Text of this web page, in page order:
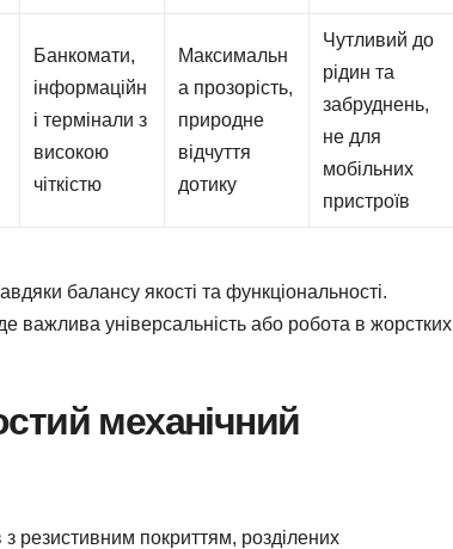
Банкомати,
інформаційн
і термінали з
високою
чіткістю
Максимальн
а прозорість,
природне
відчуття
дотику
Чутливий до
рідин та
забруднень,
не для
мобільних
пристроїв
балансу якості та функціональності.
важлива універсальність або робота в жорстких
механічний
резистивним покриттям, розділених